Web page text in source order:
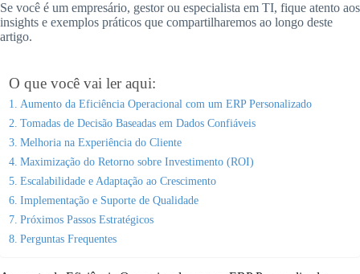
Se você é um empresário, gestor ou especialista em TI, fique atento aos
insights e exemplos práticos que compartilharemos ao longo deste
artigo.
O que você vai ler aqui:
Aumento da Eficiência Operacional com um ERP Personalizado
Tomadas de Decisão Baseadas em Dados Confiáveis
Melhoria na Experiência do Cliente
Maximização do Retorno sobre Investimento (ROI)
Escalabilidade e Adaptação ao Crescimento
Implementação e Suporte de Qualidade
Próximos Passos Estratégicos
Perguntas Frequentes